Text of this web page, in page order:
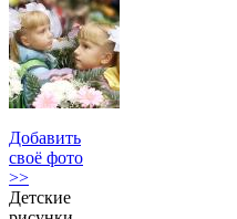
Добавить
своё фото
>>
Детские